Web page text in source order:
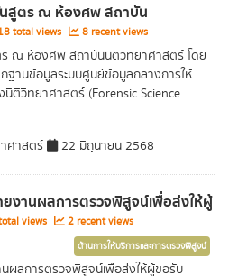
สูตร ณ ห้องศพ สถาบัน
total views 8 recent views
ณ ห้องศพ สถาบันนิติวิทยาศาสตร์ โดย
ฐานข้อมูลระบบศูนย์ข้อมูลกลางการให้
ติวิทยาศาสตร์ (Forensic Science...
ศาสตร์ 22 มิถุนายน 2568
งานผลการตรวจพิสูจน์เพื่อส่งให้ผู้
views 2 recent views
ด้านการให้บริการและการตรวจพิสูจน์
ผลการตรวจพิสูจน์เพื่อส่งให้ผู้ขอรับ